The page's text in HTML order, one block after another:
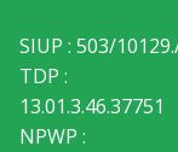
SIUP : 503/
TDP :
13.01.3.46.37751
NPWP :